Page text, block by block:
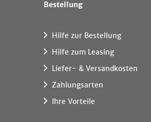
Bestellung
Hilfe zur Bestellung
Hilfe zum Leasing
Liefer- & Versandkosten
Zahlungsarten
Ihre Vorteile